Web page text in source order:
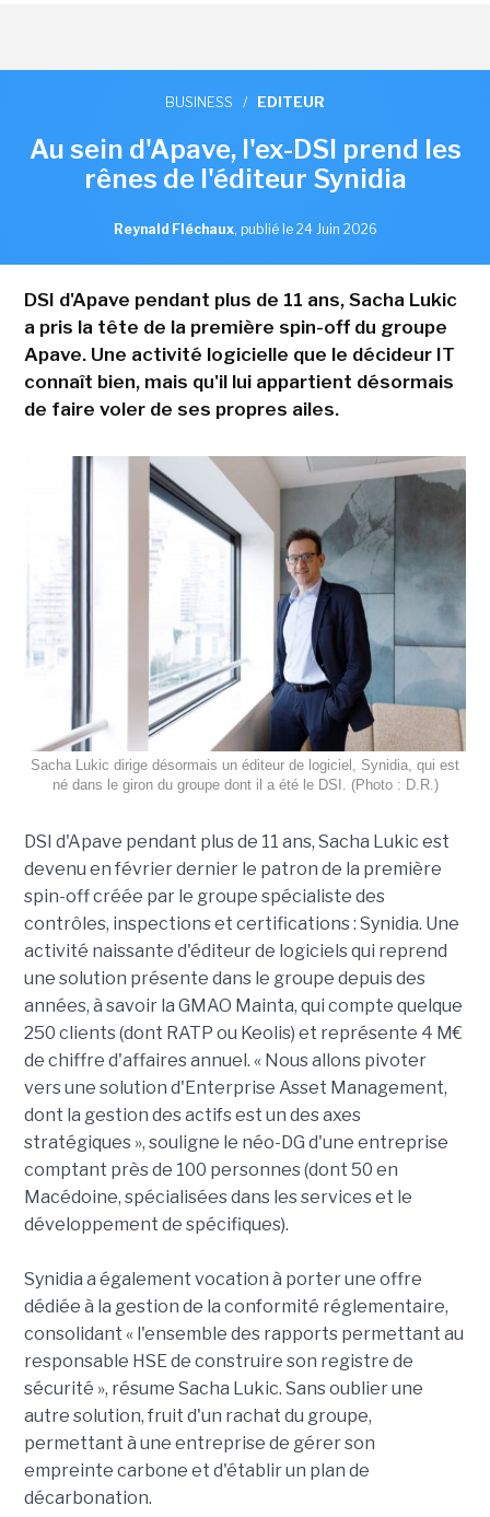
BUSINESS / EDITEUR
Au sein d'Apave, l'ex-DSI prend les
rênes de l'éditeur Synidia
Reynald Fléchaux, publié le 24 Juin 2026
DSI d'Apave pendant plus de 11 ans, Sacha Lukic
a pris la tête de la première spin-off du groupe
Apave. Une activité logicielle que le décideur IT
connaît bien, mais qu'il lui appartient désormais
de faire voler de ses propres ailes.
Sacha Lukic dirige désormais un éditeur de logiciel, Synidia, qui est
né dans le giron du groupe dont il a été le DSI. (Photo : D.R.)
DSI d'Apave pendant plus de 11 ans, Sacha Lukic est
devenu en février dernier le patron de la première
spin-off créée par le groupe spécialiste des
contrôles, inspections et certifications : Synidia. Une
activité naissante d'éditeur de logiciels qui reprend
une solution présente dans le groupe depuis des
années, à savoir la GMAO Mainta, qui compte quelque
250 clients (dont RATP ou Keolis) et représente 4 M€
de chiffre d'affaires annuel. « Nous allons pivoter
vers une solution d'Enterprise Asset Management,
dont la gestion des actifs est un des axes
stratégiques », souligne le néo-DG d'une entreprise
comptant près de 100 personnes (dont 50 en
Macédoine, spécialisées dans les services et le
développement de spécifiques).
Synidia a également vocation à porter une offre
dédiée à la gestion de la conformité réglementaire,
consolidant « l'ensemble des rapports permettant au
responsable HSE de construire son registre de
sécurité », résume Sacha Lukic. Sans oublier une
autre solution, fruit d'un rachat du groupe,
permettant à une entreprise de gérer son
empreinte carbone et d'établir un plan de
décarbonation.